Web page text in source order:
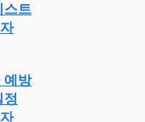
스트
예방
정